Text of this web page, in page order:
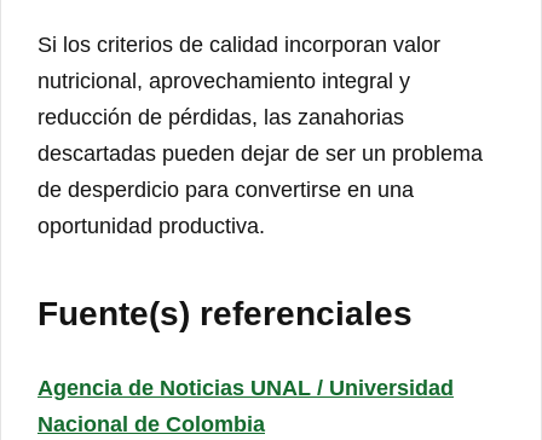
Si los criterios de calidad incorporan valor
nutricional, aprovechamiento integral y
reducción de pérdidas, las zanahorias
descartadas pueden dejar de ser un problema
de desperdicio para convertirse en una
oportunidad productiva.
Fuente(s) referenciales
Agencia de Noticias UNAL / Universidad
Nacional de Colombia